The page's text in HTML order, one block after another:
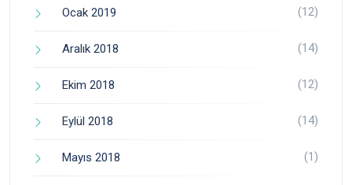
Ocak 2019 (12)
Aralık 2018 (14)
Ekim 2018 (12)
Eylül 2018 (14)
Mayıs 2018 (1)